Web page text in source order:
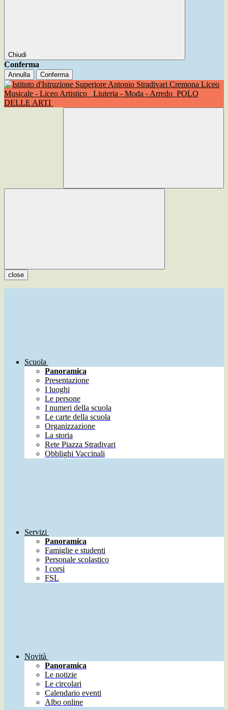
Chiudi
Conferma
Annulla Conferma
Liceo
Musicale - Liceo Artistico
Liuteria - Moda - Arredo POLO
DELLE ARTI
close
Scuola
Panoramica
Presentazione
I luoghi
Le persone
I numeri della scuola
Le carte della scuola
Organizzazione
La storia
Rete Piazza Stradivari
Obblighi Vaccinali
Servizi
Panoramica
Famiglie e studenti
Personale scolastico
I corsi
FSL
Novità
Panoramica
Le notizie
Le circolari
Calendario eventi
Albo online